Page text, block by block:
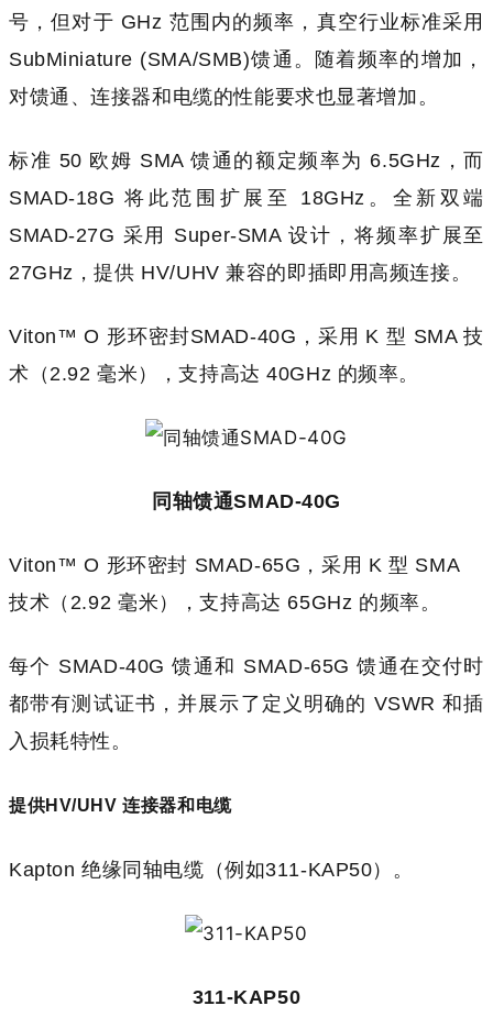
号，但对于 GHz 范围内的频率，真空行业标准采用
SubMiniature (SMA/SMB)馈通。随着频率的增加，
对馈通、连接器和电缆的性能要求也显著增加。
标准 50 欧姆 SMA 馈通的额定频率为 6.5GHz，而
SMAD-18G 将此范围扩展至 18GHz。全新双端
SMAD-27G 采用 Super-SMA 设计，将频率扩展至
27GHz，提供 HV/UHV 兼容的即插即用高频连接。
Viton™ O 形环密封SMAD-40G，采用 K 型 SMA 技
术（2.92 毫米），支持高达 40GHz 的频率。
同轴馈通SMAD-40G
Viton™ O 形环密封 SMAD-65G，采用 K 型 SMA
技术（2.92 毫米），支持高达 65GHz 的频率。
每个 SMAD-40G 馈通和 SMAD-65G 馈通在交付时
都带有测试证书，并展示了定义明确的 VSWR 和插
入损耗特性。
提供HV/UHV 连接器和电缆
Kapton 绝缘同轴电缆（例如311-KAP50）。
311-KAP50